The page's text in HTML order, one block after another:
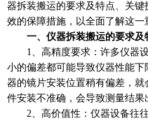
器拆装搬运的要求及特点、关
效的保障措施，以全面了解这一
一、仪器拆装搬运的要求及
1、高精度要求：许多仪器
小的偏差都可能导致仪器性能
器的镜片安装位置稍有偏差，
件安装不准确，会导致测量结果
2、高价值性：仪器设备往